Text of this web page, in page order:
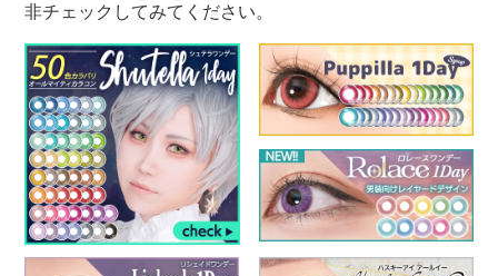
非チェックしてみてください。